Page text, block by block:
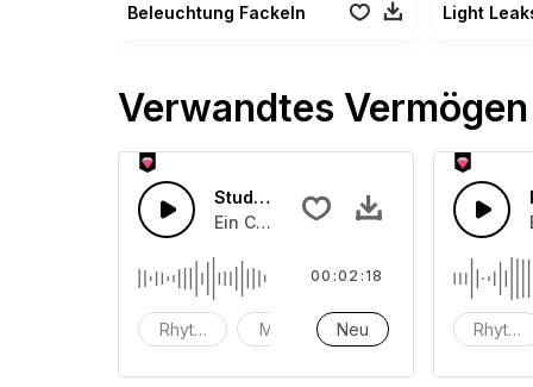
Beleuchtung Fackeln
Verwandtes Vermögen
Studien-Chills
Ein Chill-Wave-Beat mit leichten
Rhytmen Musik instrumental
00:02:18
Neu